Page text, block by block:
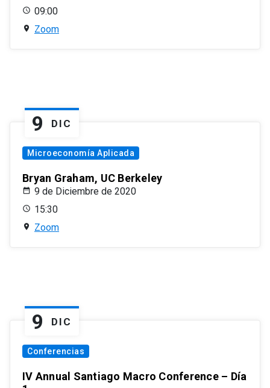
09:00
Zoom
9 DIC
Microeconomía Aplicada
Bryan Graham, UC Berkeley
9 de Diciembre de 2020
15:30
Zoom
9 DIC
Conferencias
IV Annual Santiago Macro Conference – Día